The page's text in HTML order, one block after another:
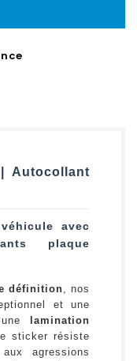
Autocollant
avec
plaque
définition, nos
et une
lamination
sticker résiste
agressions